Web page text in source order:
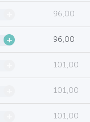
96,00
+ 96,00
101,00
101,00
101,00